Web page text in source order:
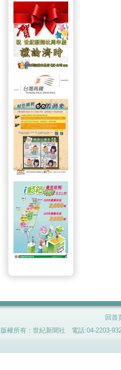
回首
版權所有：世紀新聞社 電話:04-2203-